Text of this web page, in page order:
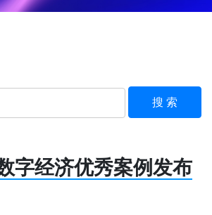
搜 索
字经济优秀案例发布